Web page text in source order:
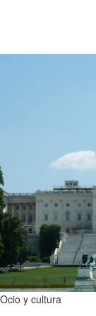
Ocio y cultura